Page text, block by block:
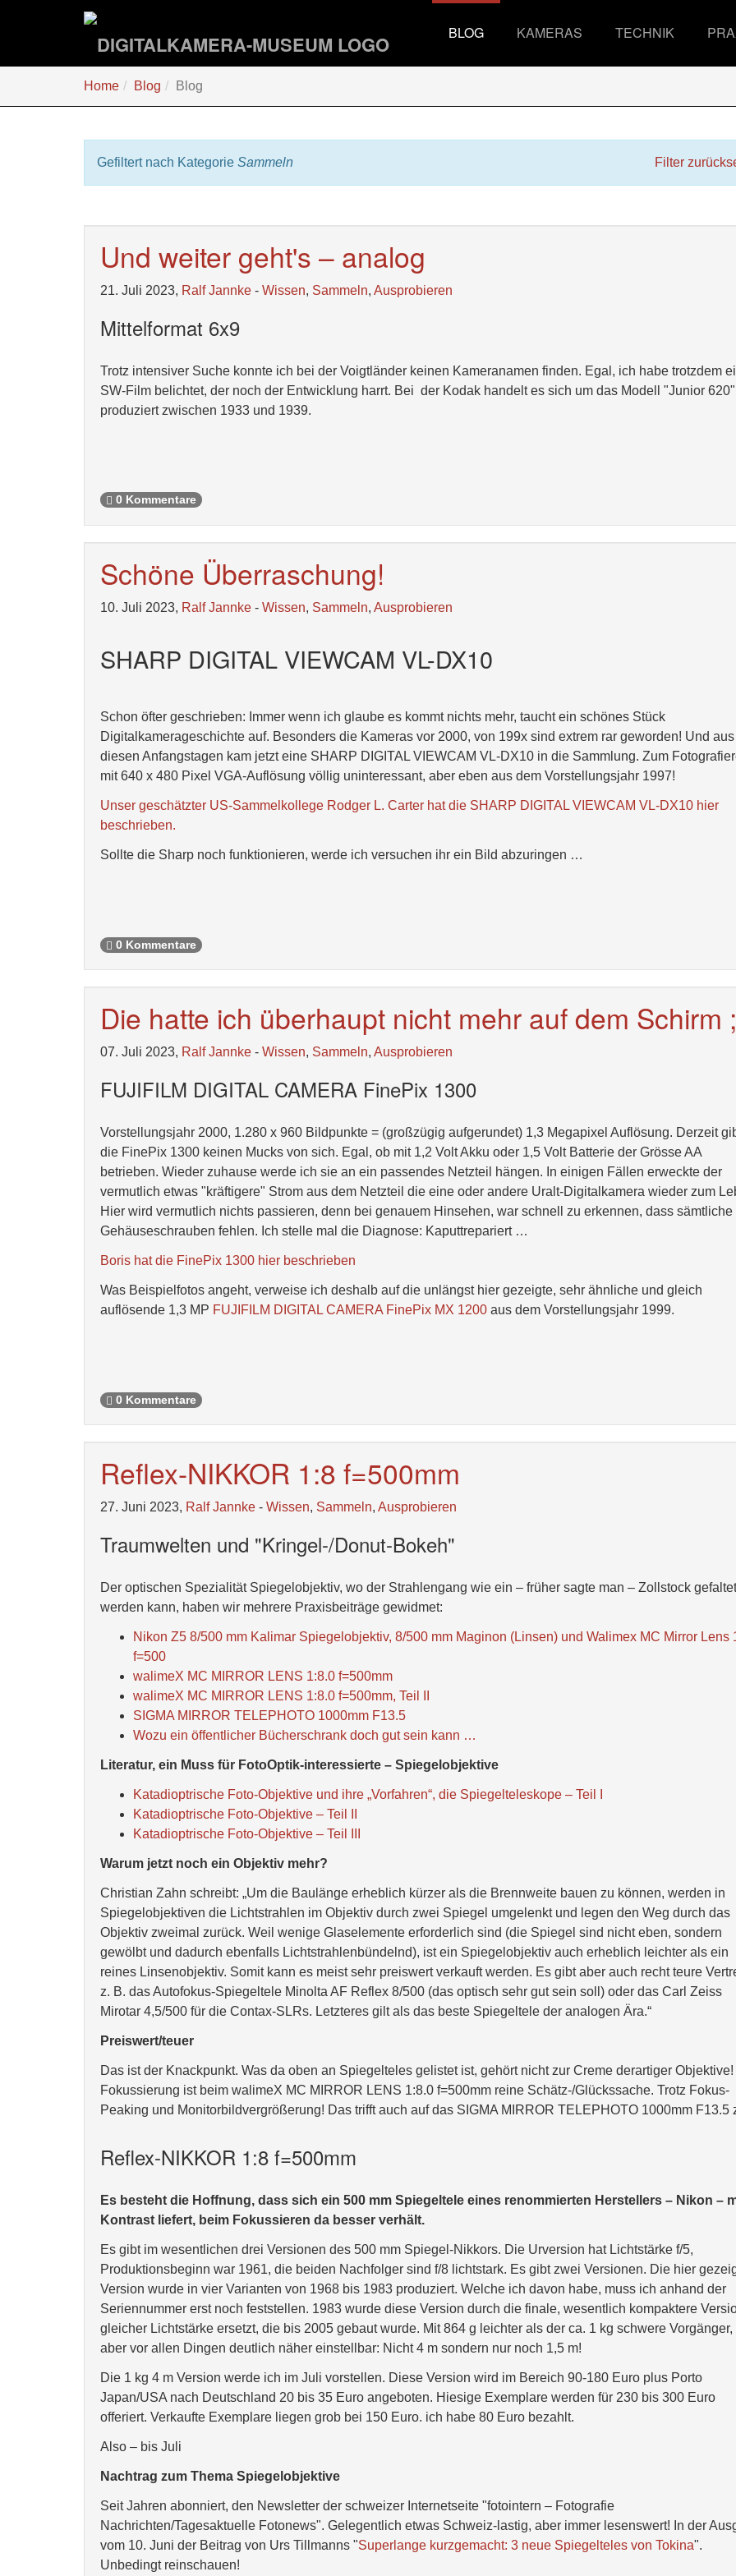
BLOG KAMERAS TECHNIK
sind
Home Blog Blog
Gefiltert nach Kategorie Sammeln Filter
Und weiter geht's – analog
21. Juli 2023, Ralf Jannke - Wissen, Sammeln, Ausprobieren
Mittelformat 6x9
Trotz intensiver Suche konnte ich bei der Voigtländer keinen Kameranamen finden. Egal, ich habe trotzdem
SW-Film belichtet, der noch der Entwicklung harrt. Bei der Kodak handelt es sich um das Modell "Junior
produziert zwischen 1933 und 1939.
0 Kommentare
Schöne Überraschung!
10. Juli 2023, Ralf Jannke - Wissen, Sammeln, Ausprobieren
SHARP DIGITAL VIEWCAM VL-DX10
Schon öfter geschrieben: Immer wenn ich glaube es kommt nichts mehr, taucht ein schönes Stück
Digitalkamerageschichte auf. Besonders die Kameras vor 2000, von 199x sind extrem rar geworden! Und aus
diesen Anfangstagen kam jetzt eine SHARP DIGITAL VIEWCAM VL-DX10 in die Sammlung. Zum
mit 640 x 480 Pixel VGA-Auflösung völlig uninteressant, aber eben aus dem Vorstellungsjahr 1997!
Unser geschätzter US-Sammelkollege Rodger L. Carter hat die SHARP DIGITAL VIEWCAM VL-DX10 hier
beschrieben.
Sollte die Sharp noch funktionieren, werde ich versuchen ihr ein Bild abzuringen …
0 Kommentare
Die hatte ich überhaupt nicht mehr auf dem Schirm
07. Juli 2023, Ralf Jannke - Wissen, Sammeln, Ausprobieren
FUJIFILM DIGITAL CAMERA FinePix 1300
Vorstellungsjahr 2000, 1.280 x 960 Bildpunkte = (großzügig aufgerundet) 1,3 Megapixel Auflösung. Derzeit
die FinePix 1300 keinen Mucks von sich. Egal, ob mit 1,2 Volt Akku oder 1,5 Volt Batterie der Grösse AA
betrieben. Wieder zuhause werde ich sie an ein passendes Netzteil hängen. In einigen Fällen erweckte der
vermutlich etwas "kräftigere" Strom aus dem Netzteil die eine oder andere Uralt-Digitalkamera wieder zum
Hier wird vermutlich nichts passieren, denn bei genauem Hinsehen, war schnell zu erkennen, dass sämtliche
Gehäuseschrauben fehlen. Ich stelle mal die Diagnose: Kaputtrepariert …
Boris hat die FinePix 1300 hier beschrieben
Was Beispielfotos angeht, verweise ich deshalb auf die unlängst hier gezeigte, sehr ähnliche und gleich
auflösende 1,3 MP FUJIFILM DIGITAL CAMERA FinePix MX 1200 aus dem Vorstellungsjahr 1999.
0 Kommentare
Reflex-NIKKOR 1:8 f=500mm
27. Juni 2023, Ralf Jannke - Wissen, Sammeln, Ausprobieren
Traumwelten und "Kringel-/Donut-Bokeh"
Der optischen Spezialität Spiegelobjektiv, wo der Strahlengang wie ein – früher sagte man – Zollstock gefaltet
werden kann, haben wir mehrere Praxisbeiträge gewidmet:
Nikon Z5 8/500 mm Kalimar Spiegelobjektiv, 8/500 mm Maginon (Linsen) und Walimex MC Mirror Lens
f=500
walimeX MC MIRROR LENS 1:8.0 f=500mm
walimeX MC MIRROR LENS 1:8.0 f=500mm, Teil II
SIGMA MIRROR TELEPHOTO 1000mm F13.5
Wozu ein öffentlicher Bücherschrank doch gut sein kann …
Literatur, ein Muss für FotoOptik-interessierte – Spiegelobjektive
Katadioptrische Foto-Objektive und ihre „Vorfahren“, die Spiegelteleskope – Teil I
Katadioptrische Foto-Objektive – Teil II
Katadioptrische Foto-Objektive – Teil III
Warum jetzt noch ein Objektiv mehr?
Christian Zahn schreibt: „Um die Baulänge erheblich kürzer als die Brennweite bauen zu können, werden in
Spiegelobjektiven die Lichtstrahlen im Objektiv durch zwei Spiegel umgelenkt und legen den Weg durch das
Objektiv zweimal zurück. Weil wenige Glaselemente erforderlich sind (die Spiegel sind nicht eben, sondern
gewölbt und dadurch ebenfalls Lichtstrahlenbündelnd), ist ein Spiegelobjektiv auch erheblich leichter als ein
reines Linsenobjektiv. Somit kann es meist sehr preiswert verkauft werden. Es gibt aber auch recht teure
z. B. das Autofokus-Spiegeltele Minolta AF Reflex 8/500 (das optisch sehr gut sein soll) oder das Carl Zeiss
Mirotar 4,5/500 für die Contax-SLRs. Letzteres gilt als das beste Spiegeltele der analogen Ära.“
Preiswert/teuer
Das ist der Knackpunkt. Was da oben an Spiegelteles gelistet ist, gehört nicht zur Creme derartiger
Fokussierung ist beim walimeX MC MIRROR LENS 1:8.0 f=500mm reine Schätz-/Glückssache. Trotz Fokus-
Peaking und Monitorbildvergrößerung! Das trifft auch auf das SIGMA MIRROR TELEPHOTO 1000mm F13.5
Reflex-NIKKOR 1:8 f=500mm
Es besteht die Hoffnung, dass sich ein 500 mm Spiegeltele eines renommierten Herstellers – Nikon –
Kontrast liefert, beim Fokussieren da besser verhält.
Es gibt im wesentlichen drei Versionen des 500 mm Spiegel-Nikkors. Die Urversion hat Lichtstärke f/5,
Produktionsbeginn war 1961, die beiden Nachfolger sind f/8 lichtstark. Es gibt zwei Versionen. Die hier
Version wurde in vier Varianten von 1968 bis 1983 produziert. Welche ich davon habe, muss ich anhand der
Seriennummer erst noch feststellen. 1983 wurde diese Version durch die finale, wesentlich kompaktere
gleicher Lichtstärke ersetzt, die bis 2005 gebaut wurde. Mit 864 g leichter als der ca. 1 kg schwere Vorgänger,
aber vor allen Dingen deutlich näher einstellbar: Nicht 4 m sondern nur noch 1,5 m!
Die 1 kg 4 m Version werde ich im Juli vorstellen. Diese Version wird im Bereich 90-180 Euro plus Porto
Japan/USA nach Deutschland 20 bis 35 Euro angeboten. Hiesige Exemplare werden für 230 bis 300 Euro
offeriert. Verkaufte Exemplare liegen grob bei 150 Euro. ich habe 80 Euro bezahlt.
Also – bis Juli
Nachtrag zum Thema Spiegelobjektive
Seit Jahren abonniert, den Newsletter der schweizer Internetseite "fotointern – Fotografie
Nachrichten/Tagesaktuelle Fotonews". Gelegentlich etwas Schweiz-lastig, aber immer lesenswert! In der
vom 10. Juni der Beitrag von Urs Tillmanns "Superlange kurzgemacht: 3 neue Spiegelteles von Tokina".
Unbedingt reinschauen!